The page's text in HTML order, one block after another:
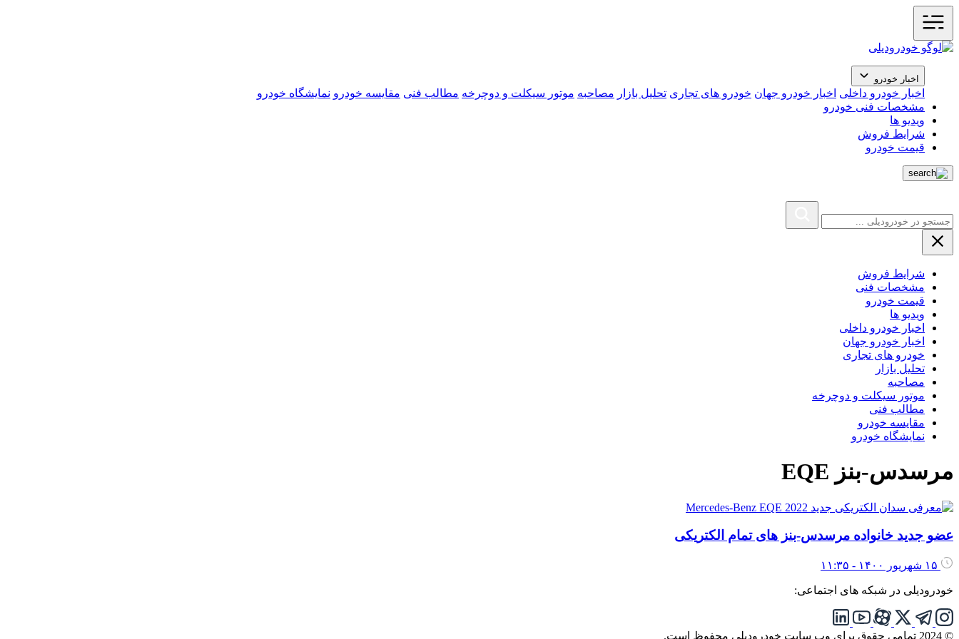
اخبار خودرو
اخبار خودرو داخلی اخبار خودرو جهان خودرو های تجاری تحلیل بازار مصاحبه موتور سیکلت و دوچرخه مطالب فنی مقایسه خودرو نمایشگاه خودرو
مشخصات فنی خودرو
ویدیو ها
شرایط فروش
قیمت خودرو
شرایط فروش
مشخصات فنی
قیمت خودرو
ویدیو ها
اخبار خودرو داخلی
اخبار خودرو جهان
خودرو های تجاری
تحلیل بازار
مصاحبه
موتور سیکلت و دوچرخه
مطالب فنی
مقایسه خودرو
نمایشگاه خودرو
مرسدس-بنز EQE
عضو جدید خانواده مرسدس-بنز های تمام الکتریکی
خودرودیلی در شبکه های اجتماعی:
© 2024 تمامی حقوق برای وب سایت خودرودیلی محفوظ است.